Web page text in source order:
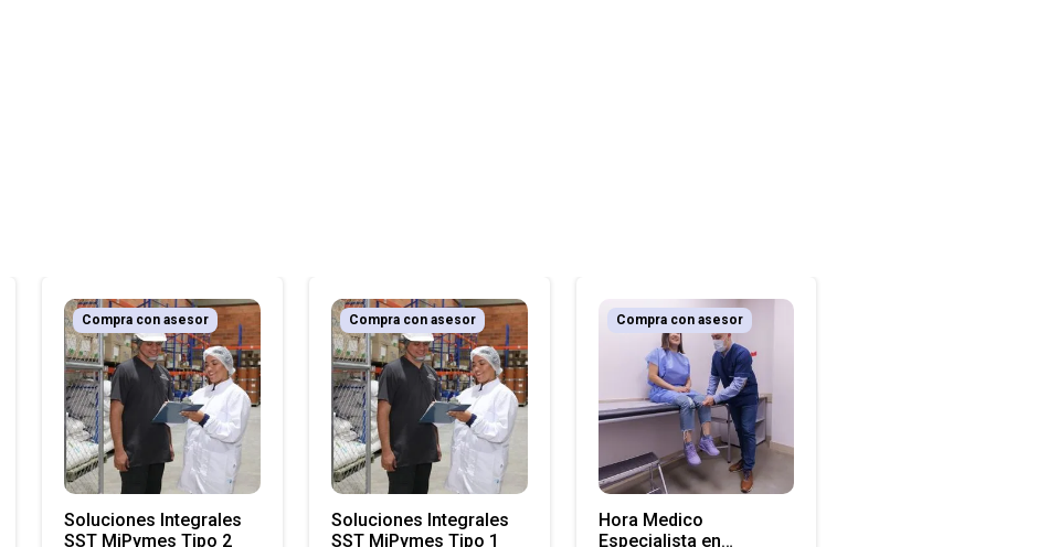
Soluciones Integrales
SST MiPymes Tipo 2
Compra con asesor
Soluciones Integrales
SST MiPymes Tipo 1
Compra con asesor
Hora Medico
Especialista en
Compra con asesor